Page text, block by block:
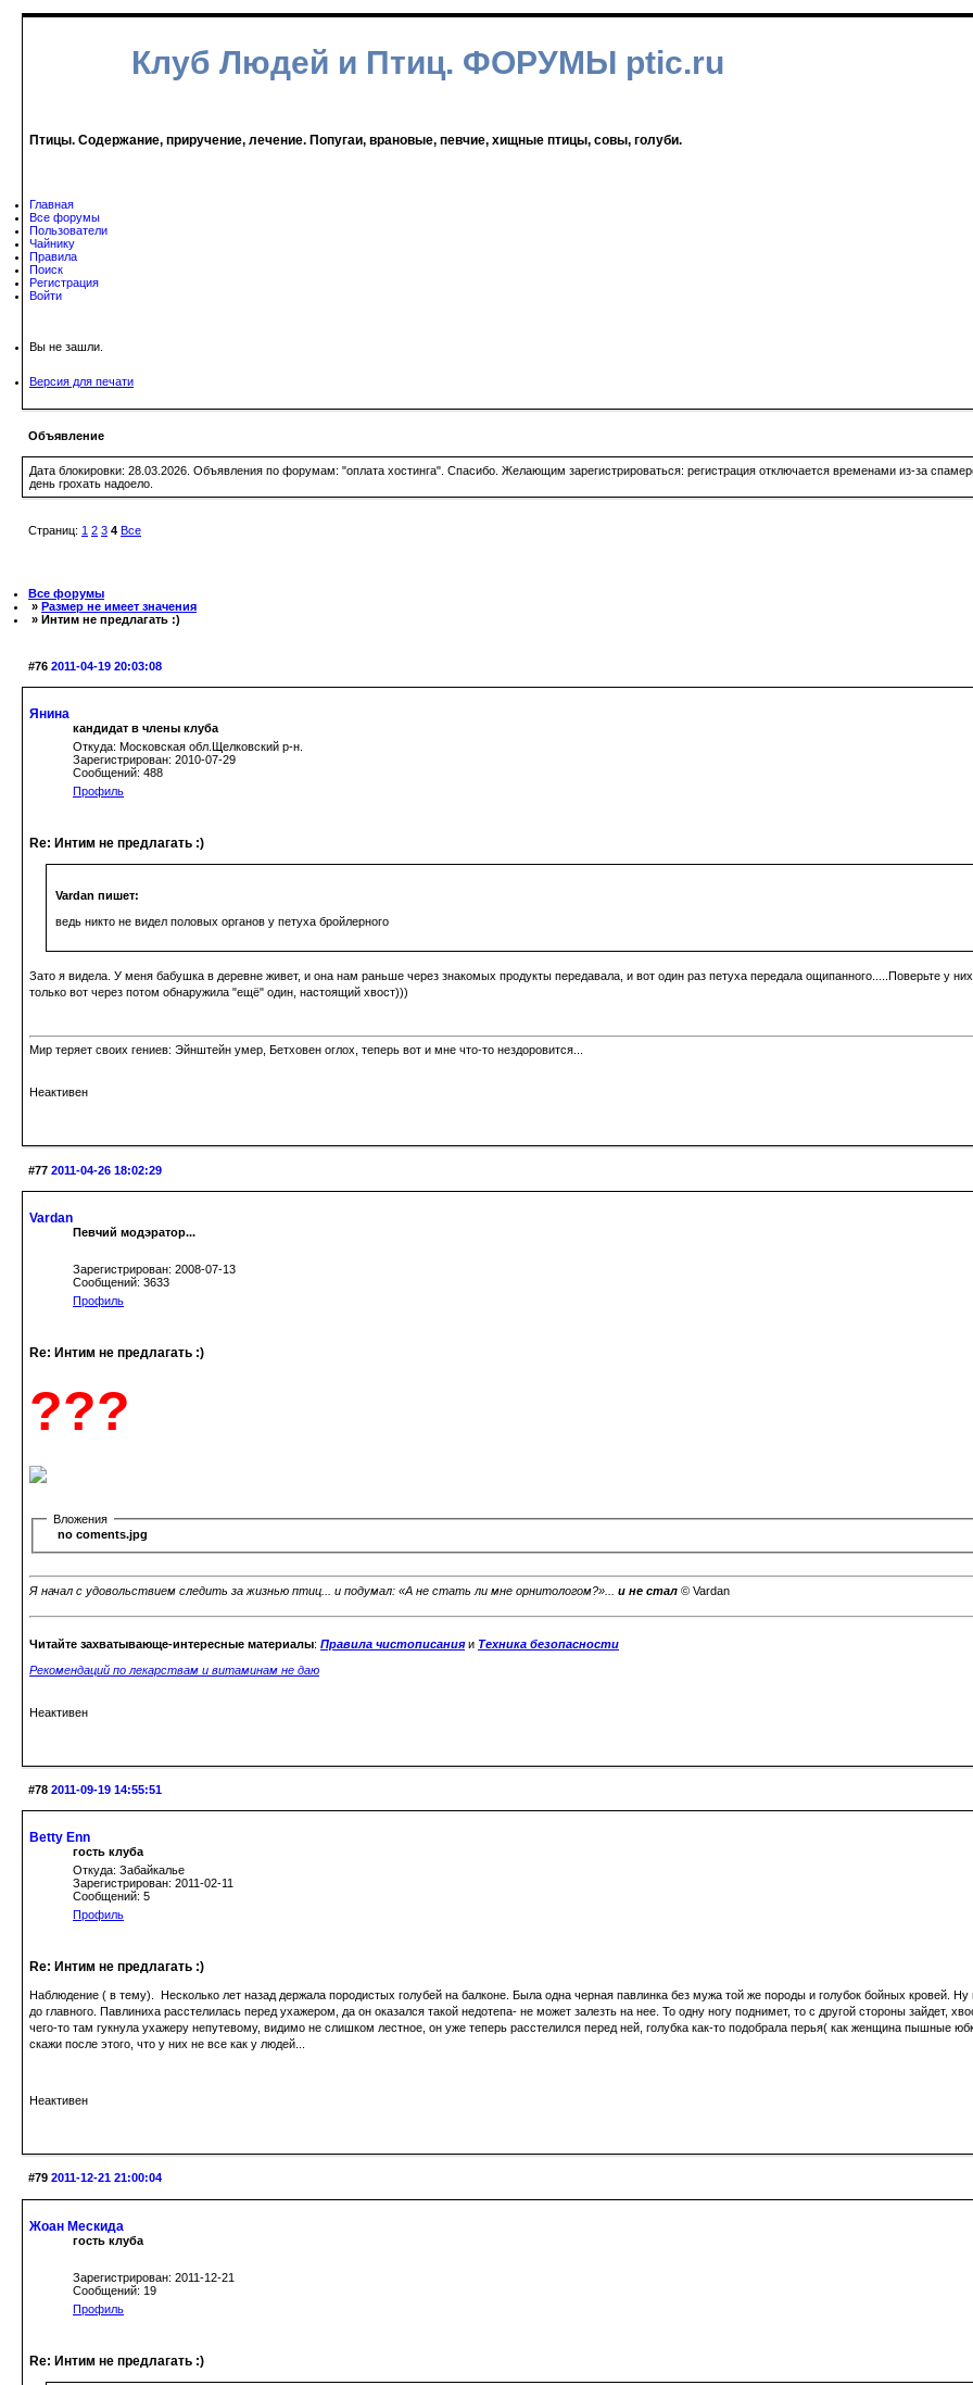
Клуб Людей и Птиц. ФОРУМЫ ptic.ru
Птицы. Содержание, приручение, лечение. Попугаи, врановые, певчие, хищные птицы, совы, голуби.
Главная
Все форумы
Пользователи
Чайнику
Правила
Поиск
Регистрация
Войти
Вы не зашли.
Версия для печати
Объявление
Дата блокировки: 28.03.2026. Объявления по форумам: "оплата хостинга". Спасибо. Желающим зарегистрироваться: регистрация отключается временами из-за
день грохать надоело.
Страниц: 1 2 3 4 Все
Все форумы
» Размер не имеет значения
» Интим не предлагать :)
#76 2011-04-19 20:03:08
Янина
кандидат в члены клуба
Откуда: Московская обл.Щелковский р-н.
Зарегистрирован: 2010-07-29
Сообщений: 488
Профиль
Re: Интим не предлагать :)
Vardan пишет:
ведь никто не видел половых органов у петуха бройлерного
Зато я видела. У меня бабушка в деревне живет, и она нам раньше через знакомых продукты передавала, и вот один раз петуха передала ощипанного.....Поверьте у
только вот через потом обнаружила "ещё" один, настоящий хвост)))
Мир теряет своих гениев: Эйнштейн умер, Бетховен оглох, теперь вот и мне что-то нездоровится...
Неактивен
#77 2011-04-26 18:02:29
Vardan
Певчий модэратор...
Зарегистрирован: 2008-07-13
Сообщений: 3633
Профиль
Re: Интим не предлагать :)
???
Вложения
no coments.jpg
Я начал с удовольствием следить за жизнью птиц... и подумал: «А не стать ли мне орнитологом?»... и не стал © Vardan
Читайте захватывающе-интересные материалы: Правила чистописанияи Техника безопасности
Рекомендаций по лекарствам и витаминам не даю
Неактивен
#78 2011-09-19 14:55:51
Betty Enn
гость клуба
Откуда: Забайкалье
Зарегистрирован: 2011-02-11
Сообщений: 5
Профиль
Re: Интим не предлагать :)
Наблюдение ( в тему). Несколько лет назад держала породистых голубей на балконе. Была одна черная павлинка без мужа той же породы и голубок бойных кровей.
до главного. Павлиниха расстелилась перед ухажером, да он оказался такой недотепа- не может залезть на нее. То одну ногу поднимет, то с другой стороны зайдет,
чего-то там гукнула ухажеру непутевому, видимо не слишком лестное, он уже теперь расстелился перед ней, голубка как-то подобрала перья( как женщина пышные
скажи после этого, что у них не все как у людей...
Неактивен
#79 2011-12-21 21:00:04
Жоан Мескида
гость клуба
Зарегистрирован: 2011-12-21
Сообщений: 19
Профиль
Re: Интим не предлагать :)